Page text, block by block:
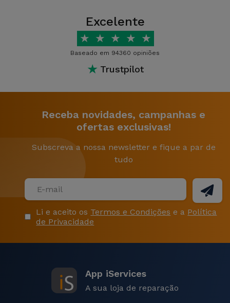
Excelente
★ ★ ★ ★ ★
Baseado em 94360 opiniões
★ Trustpilot
Receba novidades, campanhas e
ofertas exclusivas!
Subscreva a nossa newsletter e fique a par de
tudo
Li e aceito os Termos e Condições e a Política
de Privacidade
App iServices
A sua loja de reparação